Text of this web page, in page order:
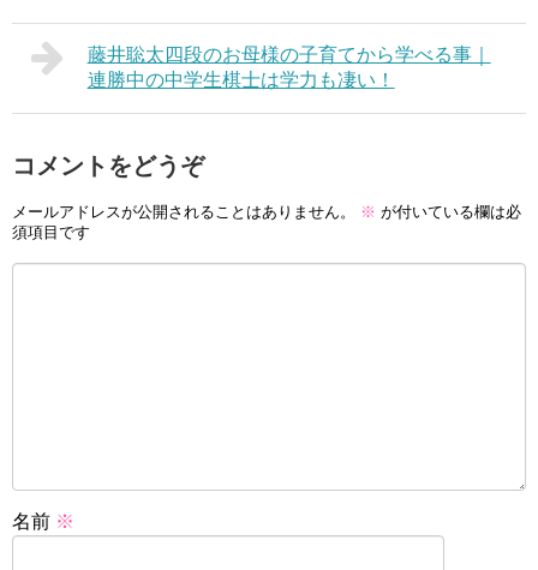
藤井聡太四段のお母様の子育てから学べる事｜
連勝中の中学生棋士は学力も凄い！
コメントをどうぞ
メールアドレスが公開されることはありません。 ※ が付いている欄は必
須項目です
名前 ※